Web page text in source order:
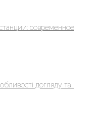
современное
догляду та...